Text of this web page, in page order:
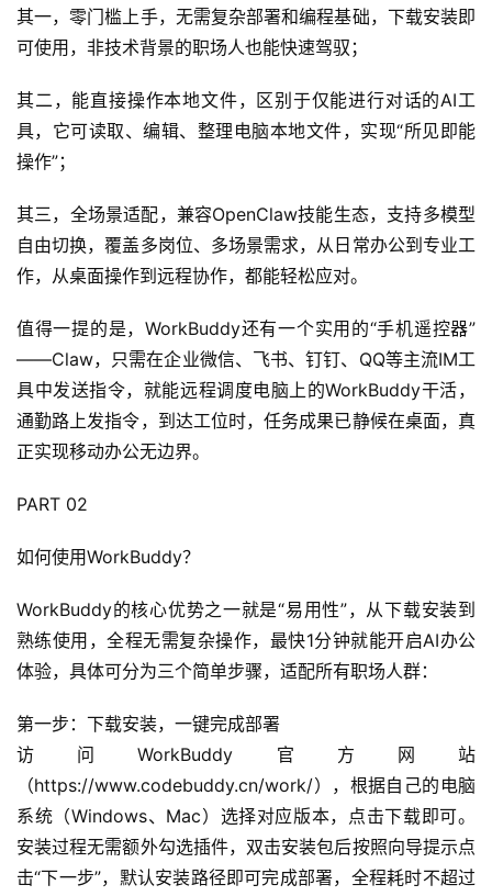
其一，零门槛上手，无需复杂部署和编程基础，下载安装即
可使用，非技术背景的职场人也能快速驾驭；
其二，能直接操作本地文件，区别于仅能进行对话的AI工
具，它可读取、编辑、整理电脑本地文件，实现“所见即能
操作”；
其三，全场景适配，兼容OpenClaw技能生态，支持多模型
自由切换，覆盖多岗位、多场景需求，从日常办公到专业工
作，从桌面操作到远程协作，都能轻松应对。
值得一提的是，WorkBuddy还有一个实用的“手机遥控器”
——Claw，只需在企业微信、飞书、钉钉、QQ等主流IM工
具中发送指令，就能远程调度电脑上的WorkBuddy干活，
通勤路上发指令，到达工位时，任务成果已静候在桌面，真
正实现移动办公无边界。
PART 02
如何使用WorkBuddy？
WorkBuddy的核心优势之一就是“易用性”，从下载安装到
熟练使用，全程无需复杂操作，最快1分钟就能开启AI办公
体验，具体可分为三个简单步骤，适配所有职场人群：
第一步：下载安装，一键完成部署
访问WorkBuddy官方网站
（https://www.codebuddy.cn/work/），根据自己的电脑
系统（Windows、Mac）选择对应版本，点击下载即可。
安装过程无需额外勾选插件，双击安装包后按照向导提示点
击“下一步”，默认安装路径即可完成部署，全程耗时不超过